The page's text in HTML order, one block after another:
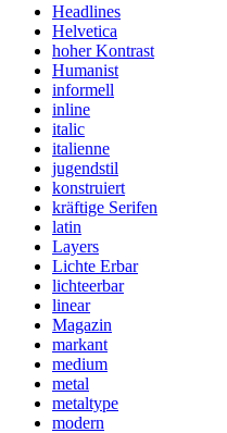
Headlines
Helvetica
hoher Kontrast
Humanist
informell
inline
italic
italienne
jugendstil
konstruiert
kräftige Serifen
latin
Layers
Lichte Erbar
lichteerbar
linear
Magazin
markant
medium
metal
metaltype
modern